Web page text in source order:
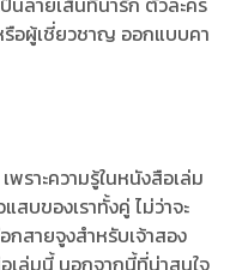
รือผู้เชี่ยวชาญ ออกแบบคา
พราะความรู้ในหนังสือเล่ม
สบของเราทั้งคู่ ไม่ว่าจะ
สายจูงสำหรับเจ้าสอง
เล่มนี้ นอกจากนี้ที่น่าสนใจ